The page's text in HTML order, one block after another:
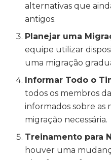
alternativas que
antigos.
Planejar uma
equipe utilizar
uma migração
Informar Todo o
todos os membros
informados sobre as
migração necessária.
Treinamento para
houver uma